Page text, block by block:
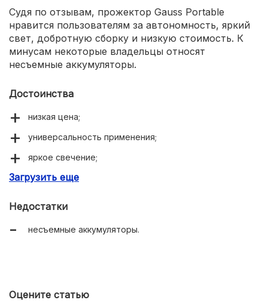
Судя по отзывам, прожектор Gauss Portable
нравится пользователям за автономность, яркий
свет, добротную сборку и низкую стоимость. К
минусам некоторые владельцы относят
несъемные аккумуляторы.
Достоинства
низкая цена;
универсальность применения;
яркое свечение;
добротная сборка.
Загрузить еще
Недостатки
несъемные аккумуляторы.
Оцените статью